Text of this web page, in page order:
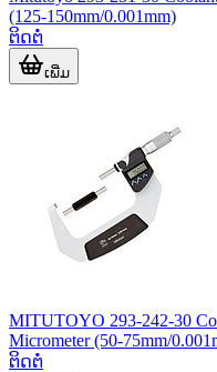
(125-150mm/0.001mm)
ຕິດຕໍ່
ເພີ່ມ
MITUTOYO 293-242-30
Micrometer (50-75mm/
ຕິດຕໍ່